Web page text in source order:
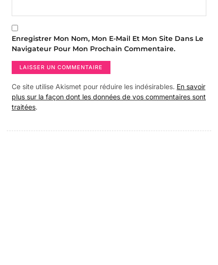
Enregistrer Mon Nom, Mon E-Mail Et Mon Site Dans Le
Navigateur Pour Mon Prochain Commentaire.
Ce site utilise Akismet pour réduire les indésirables. En savoir
plus sur la façon dont les données de vos commentaires sont
traitées.